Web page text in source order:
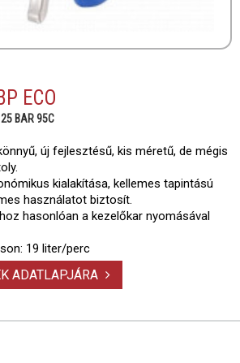
ECO
25 BAR 95C
új fejlesztésű, kis méretű, de mégis
kialakítása, kellemes tapintású
használatot biztosít.
hasonlóan a kezelőkar nyomásával
19 liter/perc
ADATLAPJÁRA